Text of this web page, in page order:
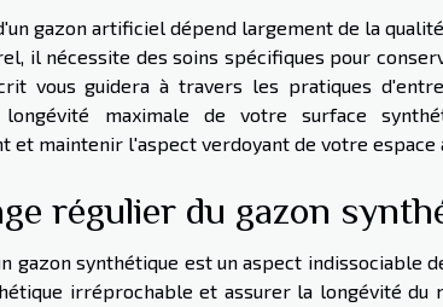
gazon artificiel dépend largement de la
il nécessite des soins spécifiques pour
vous guidera à travers les pratiques
maximale de votre surface
et maintenir l'aspect verdoyant de votre espace
régulier du gazon
gazon synthétique est un aspect indissociable
irréprochable et assurer la longévité du